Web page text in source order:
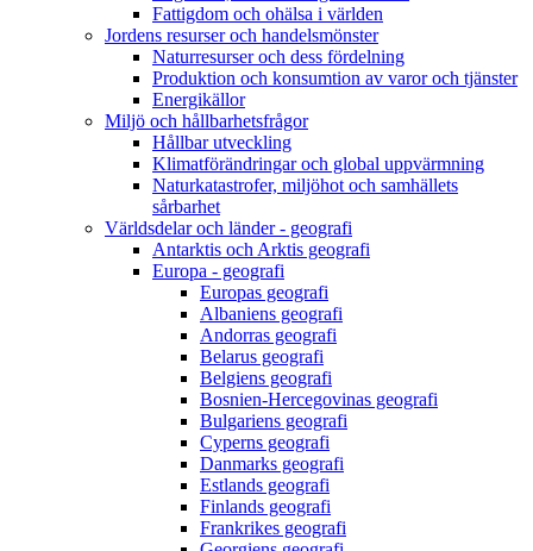
Fattigdom och ohälsa i världen
Jordens resurser och handelsmönster
Naturresurser och dess fördelning
Produktion och konsumtion av varor och tjänster
Energikällor
Miljö och hållbarhetsfrågor
Hållbar utveckling
Klimatförändringar och global uppvärmning
Naturkatastrofer, miljöhot och samhällets
sårbarhet
Världsdelar och länder - geografi
Antarktis och Arktis geografi
Europa - geografi
Europas geografi
Albaniens geografi
Andorras geografi
Belarus geografi
Belgiens geografi
Bosnien-Hercegovinas geografi
Bulgariens geografi
Cyperns geografi
Danmarks geografi
Estlands geografi
Finlands geografi
Frankrikes geografi